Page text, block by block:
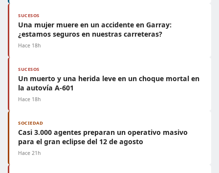
SUCESOS
Una mujer muere en un accidente en Garray:
¿estamos seguros en nuestras carreteras?
Hace 18h
SUCESOS
Un muerto y una herida leve en un choque mortal en
la autovía A-601
Hace 18h
SOCIEDAD
Casi 3.000 agentes preparan un operativo masivo
para el gran eclipse del 12 de agosto
Hace 21h